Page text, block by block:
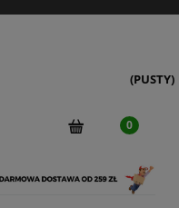
(PUSTY)